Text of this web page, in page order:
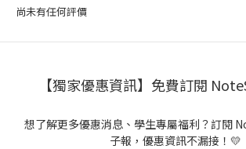
尚未有任何評價
【獨家優惠資訊】免費訂閱
想了解更多優惠消息、學生專屬福利？訂閱
子報，優惠資訊不漏接！💛